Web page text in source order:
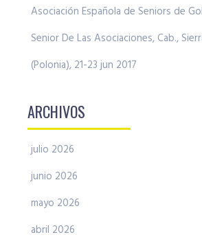
Asociación Española de Seniors de
Senior De Las Asociaciones, Cab.,
(Polonia), 21-23 jun 2017
ARCHIVOS
julio 2026
junio 2026
mayo 2026
abril 2026